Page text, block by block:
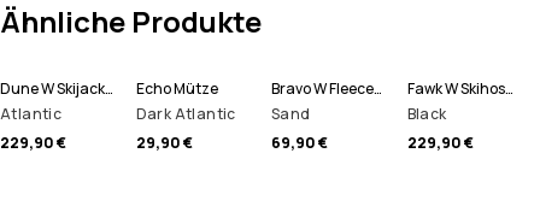
Ähnliche Produkte
Dune W Skijacke Damen
Atlantic
229,90 €
Echo Mütze
Dark Atlantic
29,90 €
Bravo W Fleecepullover Damen
Sand
69,90 €
Fawk W Skihose Damen
Black
229,90 €